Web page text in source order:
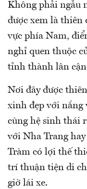
Không phải ngẫu
được xem là thiên
vực phía Nam,
nghỉ quen thuộc
tỉnh thành lân
Nơi đây được
xinh đẹp với nắng
cùng hệ sinh thái
với Nha Trang
Tràm có lợi thế
trí thuận tiện di
giờ lái xe.